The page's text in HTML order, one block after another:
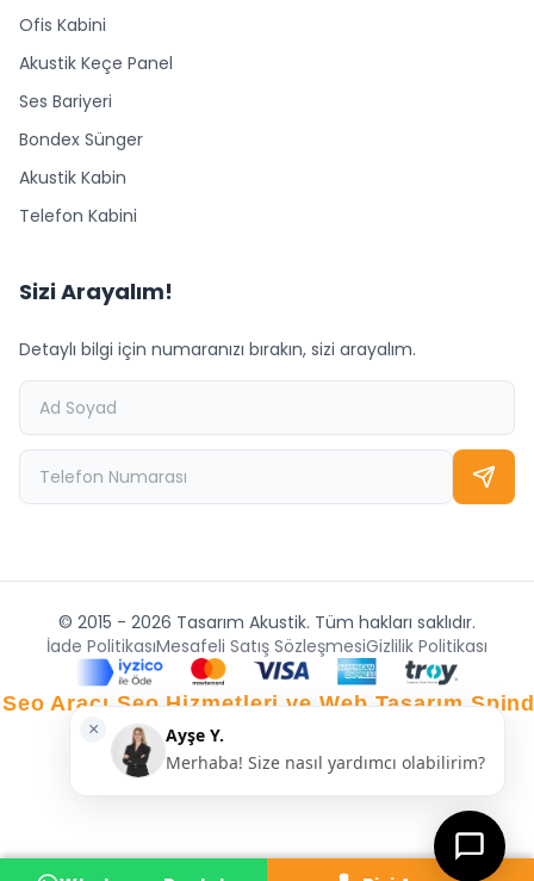
Ofis Kabini
Akustik Keçe Panel
Ses Bariyeri
Bondex Sünger
Akustik Kabin
Telefon Kabini
Sizi Arayalım!
Detaylı bilgi için numaranızı bırakın, sizi arayalım.
© 2015 - 2026 Tasarım Akustik. Tüm hakları saklıdır.
İade PolitikasıMesafeli Satış SözleşmesiGizlilik Politikası
Aracı Seo Hizmetleri ve Web Tasarım